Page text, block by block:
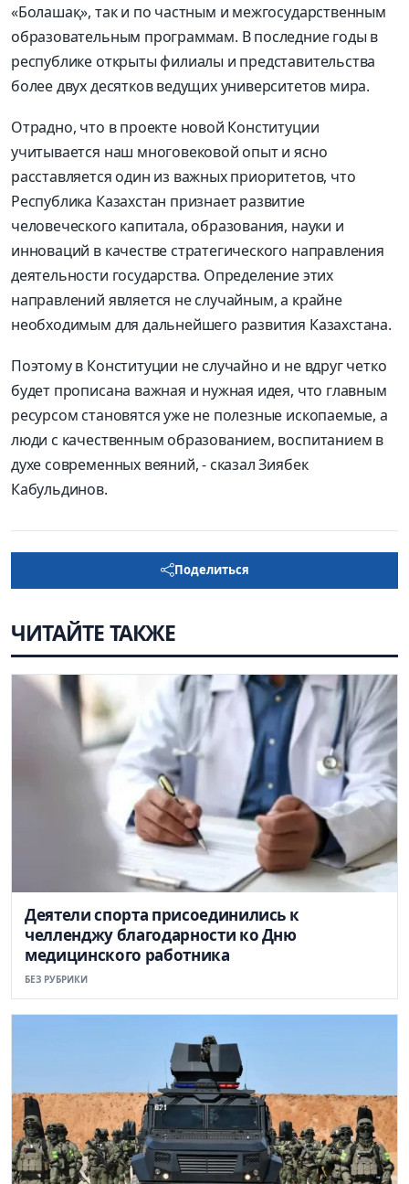
«Болашақ», так и по частным и межгосударственным
образовательным программам. В последние годы в
республике открыты филиалы и представительства
более двух десятков ведущих университетов мира.
Отрадно, что в проекте новой Конституции
учитывается наш многовековой опыт и ясно
расставляется один из важных приоритетов, что
Республика Казахстан признает развитие
человеческого капитала, образования, науки и
инноваций в качестве стратегического направления
деятельности государства. Определение этих
направлений является не случайным, а крайне
необходимым для дальнейшего развития Казахстана.
Поэтому в Конституции не случайно и не вдруг четко
будет прописана важная и нужная идея, что главным
ресурсом становятся уже не полезные ископаемые, а
люди с качественным образованием, воспитанием в
духе современных веяний, - сказал Зиябек
Кабульдинов.
Поделиться
ЧИТАЙТЕ ТАКЖЕ
Деятели спорта присоединились к
челленджу благодарности ко Дню
медицинского работника
БЕЗ РУБРИКИ